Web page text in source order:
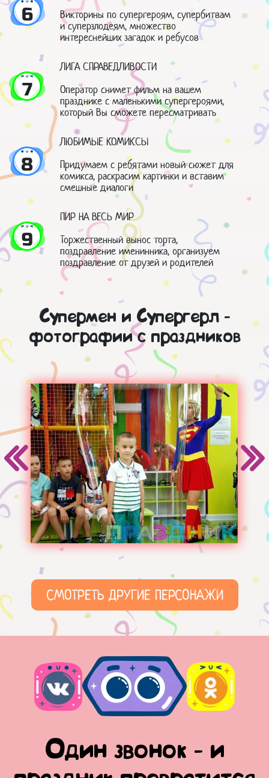
6
Викторины по супергероям, супербитвам
и суперзлодеям, множество
интереснейших загадок и ребусов
7
ЛИГА СПРАВЕДЛИВОСТИ
Оператор снимет фильм на вашем
празднике с маленькими супергероями,
который Вы сможете пересматривать
8
ЛЮБИМЫЕ КОМИКСЫ
Придумаем с ребятами новый сюжет для
комикса, раскрасим картинки и вставим
смешные диалоги
9
ПИР НА ВЕСЬ МИР
Торжественный вынос торта,
поздравление именинника, организуем
поздравление от друзей и родителей
Супермен и Супергерл -
фотографии с праздников
СМОТРЕТЬ ДРУГИЕ ПЕРСОНАЖИ
Один звонок - и